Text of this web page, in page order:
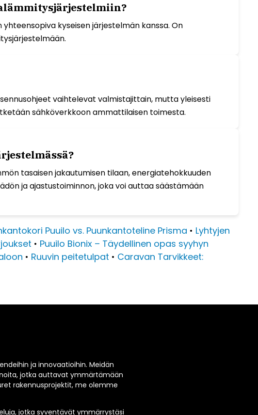
kyseisen järjestelmän kanssa. On
vaihtelevat valmistajittain, mutta yleisesti
sähköverkkoon ammattilaisen toimesta.
tasaisen jakautumisen tilaan, energiatehokkuuden
ja ajastustoiminnon, joka voi auttaa säästämään
Puuilo vs. Puunkantoteline Prisma • Lyhtyjen
• Puuilo Bionix – Täydellinen opas syyhyn
• Ruuvin peitetulpat • Caravan Tarvikkeet:
ja innovaatioihin. Meidän
jotka auttavat ymmärtämään
rakennusprojektit, me olemme
jotka syventävät ymmärrystäsi